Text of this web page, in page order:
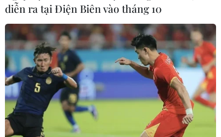
diễn ra tại Điện Biên vào tháng 10